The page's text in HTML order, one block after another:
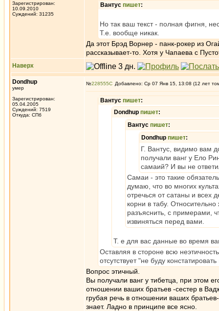
Зарегистрирован:
10.09.2010
Суждений: 31235
Вантус пишет:
Но так ваш текст - полная фигня,
Т.е. вообще никак.
Да этот Брэд Ворнер - панк-рокер из
рассказывает-то. Хотя у Чапаева с
Наверх
Dondhup
умер
Зарегистрирован:
05.04.2005
Суждений: 7519
Откуда: СПб
№228555 Добавлено: Ср 07 Янв 15, 13:08 (12 лет
Вантус пишет:
Dondhup пишет:
Вантус пишет:
Dondhup пишет:
Г. Вантус, видимо вам
получали ванг у Ело
самаий? И вы не
Самаи - это такие
думаю, что во многих
отречься от сатаны и всех
корни в табу.
разъяснить, с примерами,
извиняться перед вами.
Т. е для вас данные во время
Оставляя в стороне всю
отсутствует "не буду
Вопрос этичный.
Вы получали ванг у тибетца, при этом
отношении ваших братьев -сестер в
грубая речь в отношении ваших
знает. Ладно в принципе все ясно.